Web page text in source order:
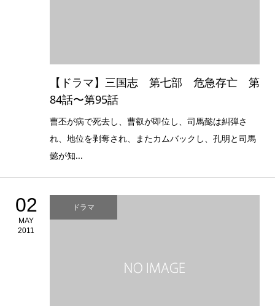
【ドラマ】三国志 第七部 危急存亡 第
84話〜第95話
曹丕が病で死去し、曹叡が即位し、司馬懿は糾弾さ
れ、地位を剥奪され、またカムバックし、孔明と司馬
懿が知...
02
MAY
2011
ドラマ